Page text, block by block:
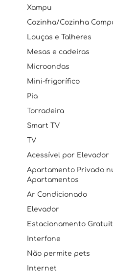
Xampu
Cozinha/Cozinha
Louças e Talheres
Mesas e cadeiras
Microondas
Mini-frigorífico
Pia
Torradeira
Smart TV
TV
Acessível por Elevador
Apartamento Privado
Apartamentos
Ar Condicionado
Elevador
Estacionamento
Interfone
Não permite pets
Internet